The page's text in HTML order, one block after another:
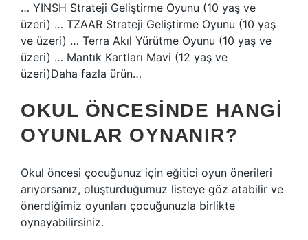
… YINSH Strateji Geliştirme Oyunu (10 yaş ve
üzeri) … TZAAR Strateji Geliştirme Oyunu (10 yaş
ve üzeri) … Terra Akıl Yürütme Oyunu (10 yaş ve
üzeri) … Mantık Kartları Mavi (12 yaş ve
üzeri)Daha fazla ürün…
OKUL ÖNCESINDE HANGI
OYUNLAR OYNANIR?
Okul öncesi çocuğunuz için eğitici oyun önerileri
arıyorsanız, oluşturduğumuz listeye göz atabilir ve
önerdiğimiz oyunları çocuğunuzla birlikte
oynayabilirsiniz.